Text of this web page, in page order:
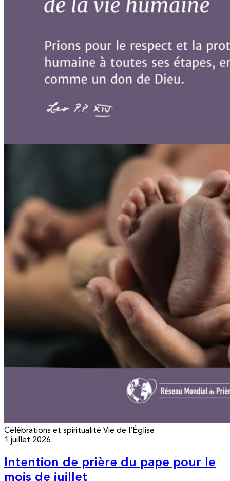
Célébrations et spiritualité Vie de l’Église
1 juillet 2026
Intention de prière du pape pour le
mois de juillet